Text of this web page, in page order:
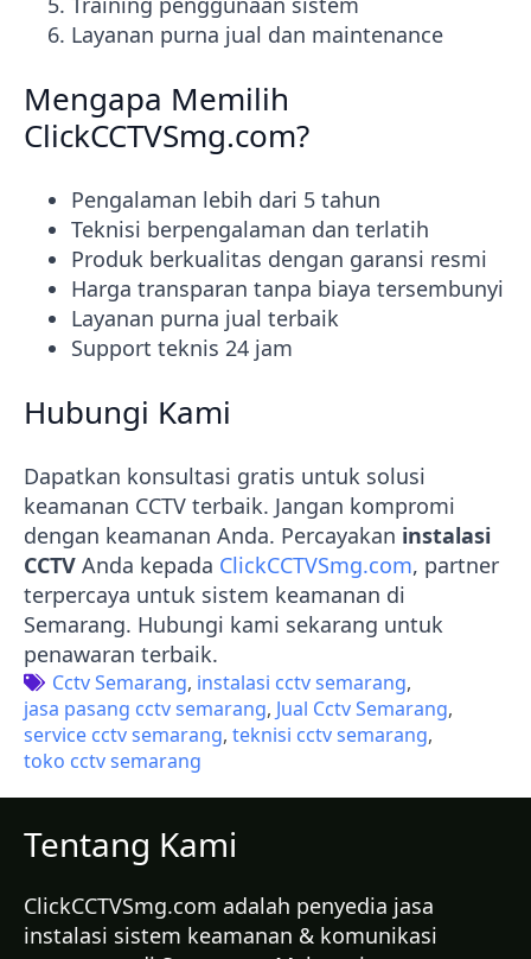
Layanan purna jual dan maintenance
Mengapa Memilih
ClickCCTVSmg.com?
Pengalaman lebih dari 5 tahun
Teknisi berpengalaman dan terlatih
Produk berkualitas dengan garansi resmi
Harga transparan tanpa biaya tersembunyi
Layanan purna jual terbaik
Support teknis 24 jam
Hubungi Kami
Dapatkan konsultasi gratis untuk solusi
keamanan CCTV terbaik. Jangan kompromi
dengan keamanan Anda. Percayakan instalasi
CCTV Anda kepada ClickCCTVSmg.com, partner
terpercaya untuk sistem keamanan di
Semarang. Hubungi kami sekarang untuk
penawaran terbaik.
Cctv Semarang instalasi cctv semarang
jasa pasang cctv semarang Jual Cctv Semarang
service cctv semarang teknisi cctv semarang
toko cctv semarang
Tentang Kami
ClickCCTVSmg.com adalah penyedia jasa
instalasi sistem keamanan & komunikasi